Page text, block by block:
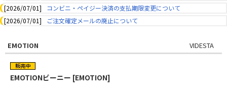
[2026/07/01]
コンビニ・ペイジー決済の支払期限変更について
[2026/07/01]
ご注文確定メールの廃止について
EMOTION VIDESTA
EMOTIONビーニー [EMOTION]